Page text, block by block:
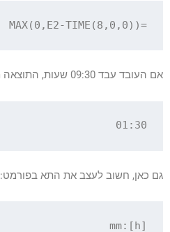
=MAX(0,E2-TIME(8,0,0))
אם העובד עבד 09:30 שעות, התוצאה תהיה:
01:30
גם כאן, חשוב לעצב את התא בפורמט:
[h]:mm